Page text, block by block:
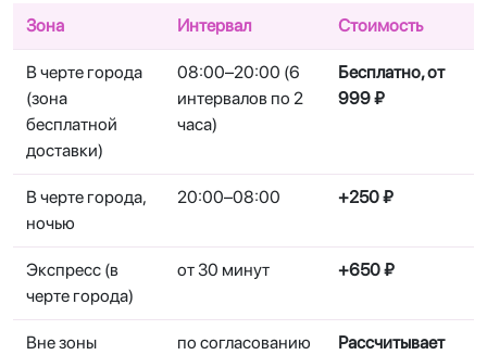
Зона Интервал Стоимость
В черте города
(зона
бесплатной
доставки)
08:00–20:00 (6
интервалов по 2
часа)
Бесплатно, от
999 ₽
В черте города,
ночью
20:00–08:00 +250 ₽
Экспресс (в
черте города)
от 30 минут +650 ₽
Вне зоны
по согласованию
Рассчитывает